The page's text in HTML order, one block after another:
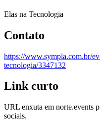
Elas na Tecnologia
Contato
https://www.sympla.com.br/
tecnologia/3347132
Link curto
URL enxuta em norte.events
sociais.